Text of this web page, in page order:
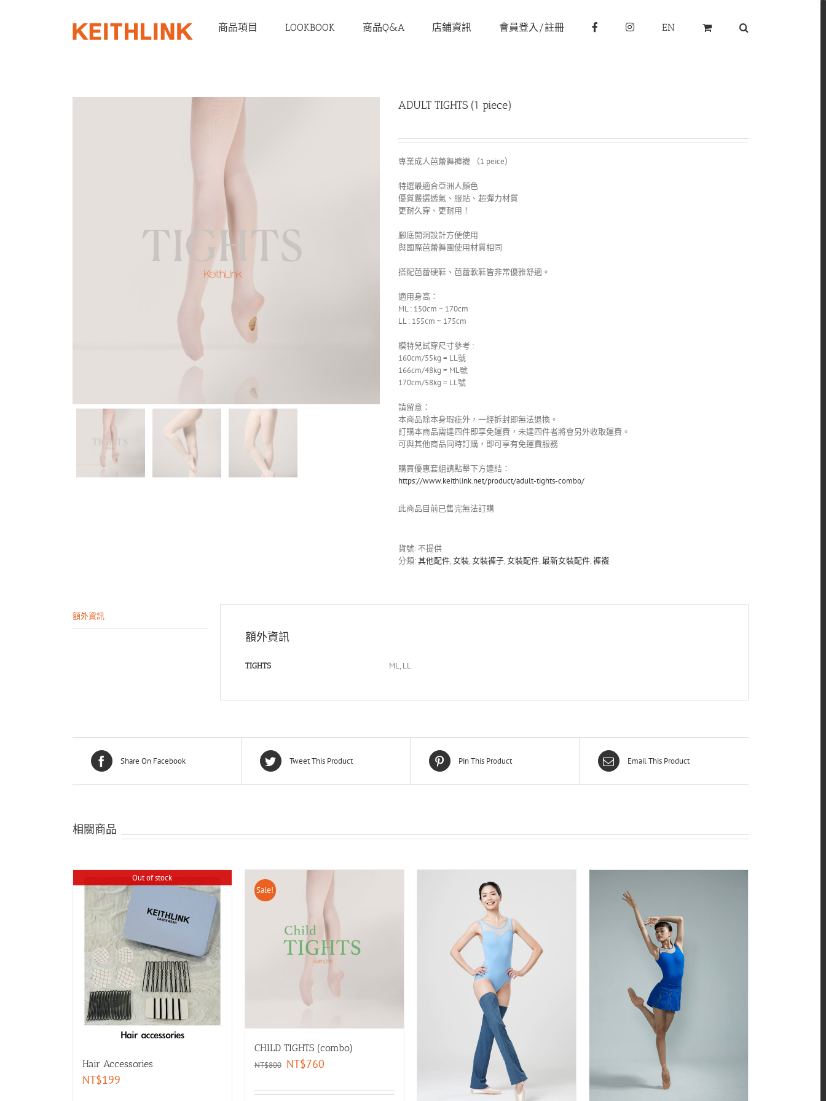
商品項目 LOOKBOOK 商品Q&A 店鋪資訊 會員登入/註冊 EN
ADULT TIGHTS (1 piece)
專業成人芭蕾舞褲襪 （1 peice）
特選最適合亞洲人顏色
優質嚴選透氣、服貼、超彈力材質
更耐久穿、更耐用！
腳底開洞設計方便使用
與國際芭蕾舞團使用材質相同
搭配芭蕾硬鞋、芭蕾軟鞋皆非常優雅舒適。
適用身高：
ML : 150cm ~ 170cm
LL : 155cm ~ 175cm
模特兒試穿尺寸參考 :
160cm/55kg = LL號
166cm/48kg = ML號
170cm/58kg = LL號
請留意：
本商品除本身瑕疵外，一經拆封即無法退換。
訂購本商品需達四件即享免運費，未達四件者將會另外收取運費。
可與其他商品同時訂購，即可享有免運費服務
購買優惠套組請點擊下方連結：
https://www.keithlink.net/product/adult-tights-combo/
此商品目前已售完無法訂購
貨號:不提供
分類:其他配件,女裝,女裝褲子,女裝配件,最新女裝配件,褲襪
額外資訊
額外資訊
TIGHTS ML, LL
Share On Facebook Tweet This Product Pin This Product Email This Product
相關商品
Out of stock
Hair Accessories
NT$199
Sale!
CHILD TIGHTS (combo)
NT$800 NT$760